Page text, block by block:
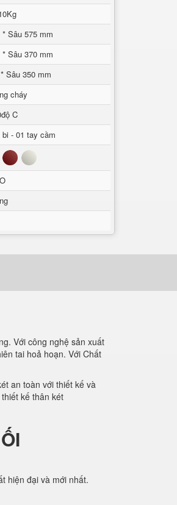
Sâu 575 mm
Sâu 370 mm
Sâu 350 mm
cháy
C
- 01 tay cầm
Đỏ Trắng
Với công nghệ sản xuất
tai hoả hoạn. Với Chất
an toàn với thiết kế và
kế thân két
hiện đại và mới nhất.